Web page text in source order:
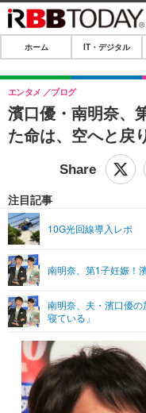
ホーム
IT・デジタル
IT・デジタルTOP
ショッピング
SPEED TEST
エンタメTOP
グラビア
ショッピング
ライフTOP
リリース一覧
プッシュ通知の停止方法
ホーム IT・デジタル
濱口優・南明奈、
た命は、空へと戻
エンタメ ブログ
注目記事
10G光回線導入レポ
南明奈、第1子妊娠！
南明奈、夫・濱口優
寝ている」